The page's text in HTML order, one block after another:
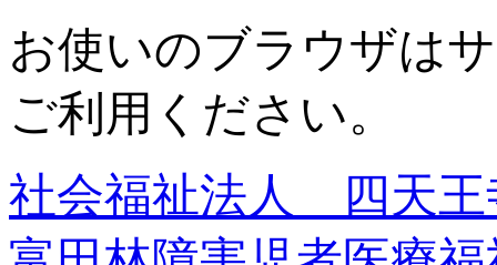
お使いのブラウザは
ご利用ください。
社会福祉法人 四天王